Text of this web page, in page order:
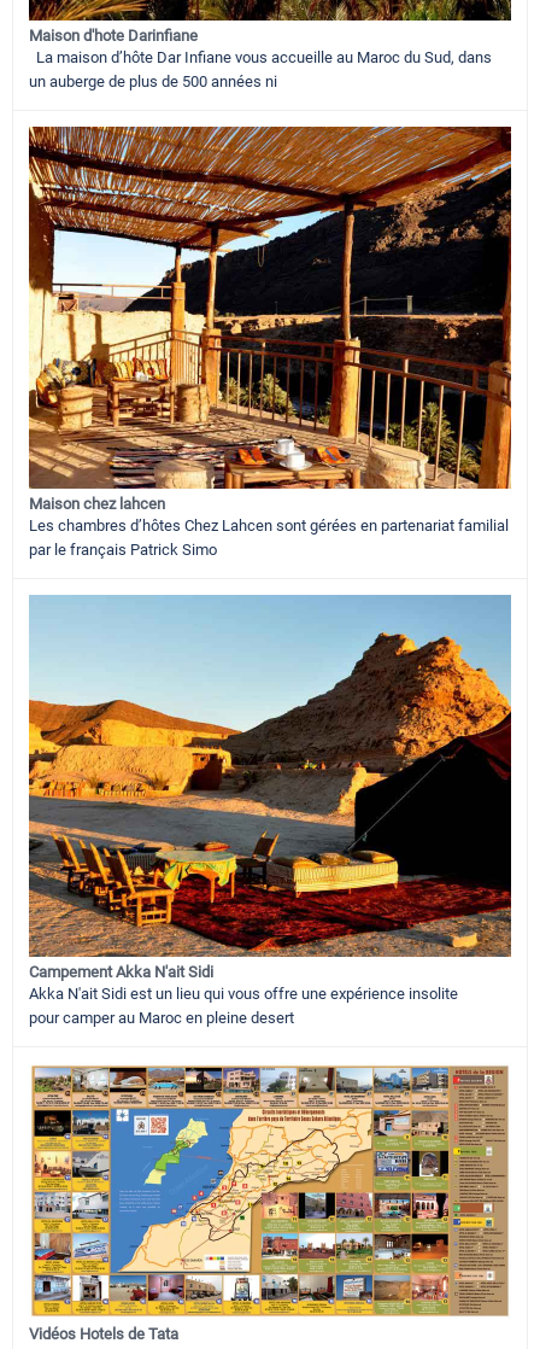
Maison d'hote Darinfiane
La maison d’hôte Dar Infiane vous accueille au Maroc du Sud, dans
un auberge de plus de 500 années ni
Maison chez lahcen
Les chambres d’hôtes Chez Lahcen sont gérées en partenariat familial
par le français Patrick Simo
Campement Akka N'ait Sidi
Akka N'ait Sidi est un lieu qui vous offre une expérience insolite
pour camper au Maroc en pleine desert
Vidéos Hotels de Tata